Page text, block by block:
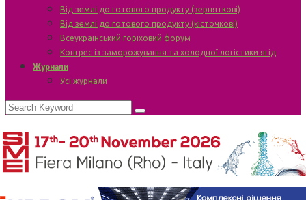
Від землі до готового продукту (зерняткові)
Від землі до готового продукту (кісточкові)
Всеукраїнський горіховий форум
Конгрес із заморожування та холодної логістики ягід
Журнали
Усі журнали